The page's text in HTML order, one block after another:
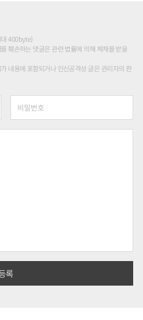
400byte)
훼손하는 댓글은 관련 법률에 의해 제재를 받을
내용에 포함되거나 인신공격성 글은 관리자의 판